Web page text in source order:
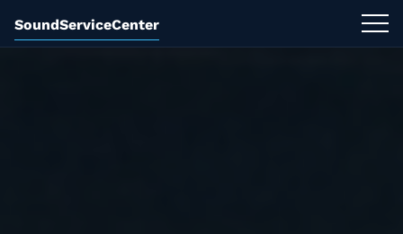
SoundServiceCenter